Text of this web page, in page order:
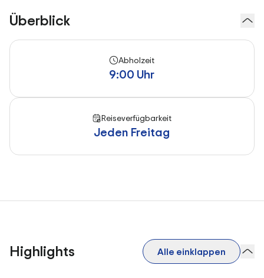
Überblick
Abholzeit
9:00 Uhr
Reiseverfügbarkeit
Jeden Freitag
Highlights
Alle einklappen